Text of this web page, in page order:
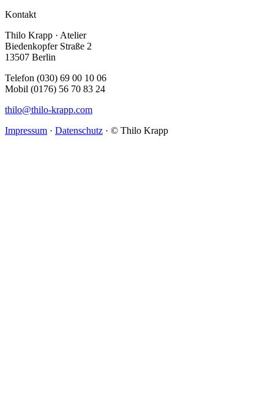
Kontakt
Thilo Krapp · Atelier
Biedenkopfer Straße 2
13507 Berlin
Telefon (030) 69 00 10 06
Mobil (0176) 56 70 83 24
thilo@thilo-krapp.com
Impressum · Datenschutz · © Thilo Krapp